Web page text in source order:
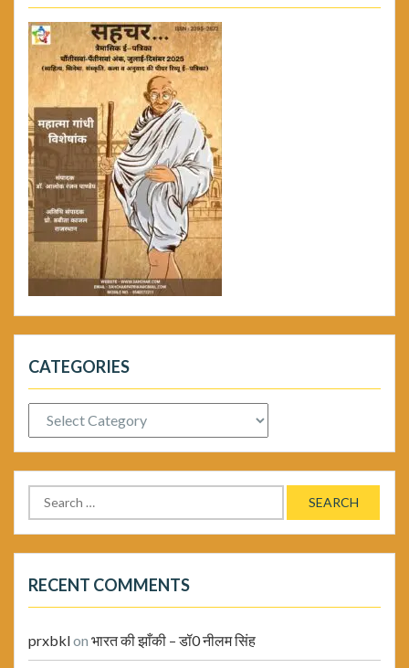
CATEGORIES
Categories
Search
for:
RECENT COMMENTS
prxbklon भारत की झाँकी – डॉ0 नीलम सिंह